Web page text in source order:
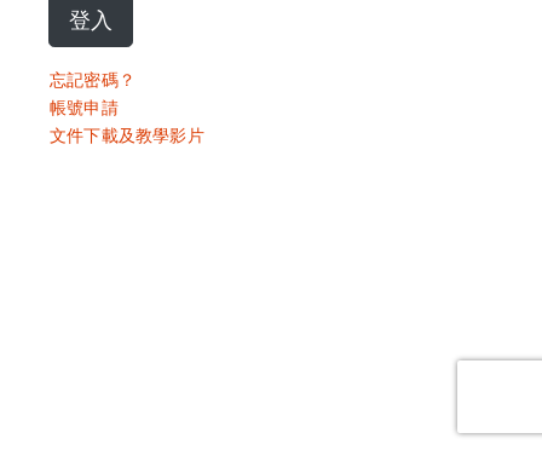
登入
忘記密碼？
帳號申請
文件下載及教學影片